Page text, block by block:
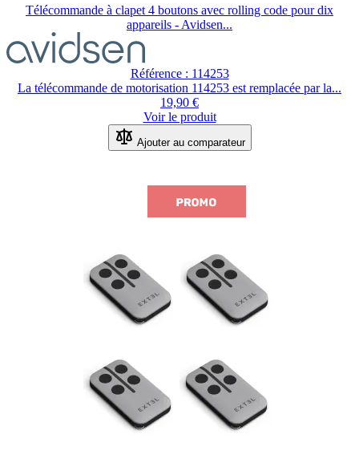
Télécommande à clapet 4 boutons avec rolling code pour dix
appareils - Avidsen...
dépend
des
options
choisies
sur
la
page
produit.
Référence : 114253
La télécommande de motorisation 114253 est remplacée par la...
19,90 €
Voir le produit
Ajouter au comparateur